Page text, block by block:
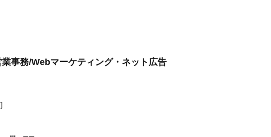
事務/Webマーケティング・ネット広告